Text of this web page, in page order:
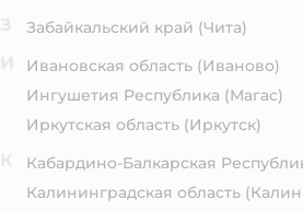
Забайкальский край (Чита)
Ивановская область (Иваново)
Ингушетия Республика (Магас)
Иркутская область (Иркутск)
Кабардино-Балкарская
Калининградская область